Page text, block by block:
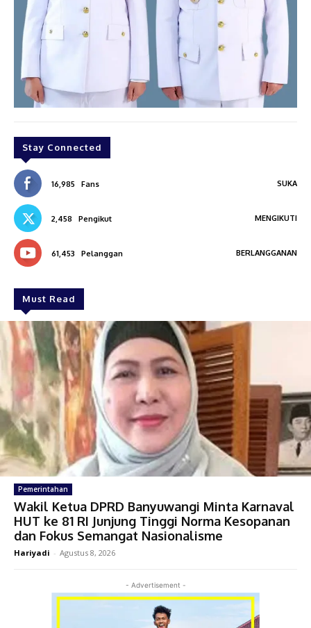
Stay Connected
16,985 Fans SUKA
2,458 Pengikut MENGIKUTI
61,453 Pelanggan BERLANGGANAN
Must Read
Pemerintahan
Wakil Ketua DPRD Banyuwangi Minta Karnaval
HUT ke 81 RI Junjung Tinggi Norma Kesopanan
dan Fokus Semangat Nasionalisme
Hariyadi - Agustus 8, 2026
- Advertisement -